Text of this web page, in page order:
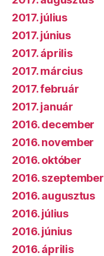
2017. július
2017. június
2017. április
2017. március
2017. február
2017. január
2016. december
2016. november
2016. október
2016. szeptember
2016. augusztus
2016. július
2016. június
2016. április